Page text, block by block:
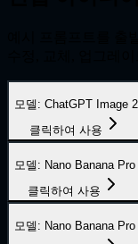
모델 : ChatGPT Image 2
클릭하여 사용
모델 : Nano Banana Pro
클릭하여 사용
모델 : Nano Banana Pro